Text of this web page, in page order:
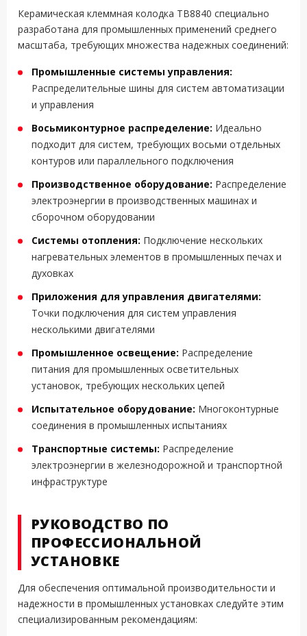
Керамическая клеммная колодка TB8840 специально
разработана для промышленных применений среднего
масштаба, требующих множества надежных соединений:
Промышленные системы управления:
Распределительные шины для систем автоматизации
и управления
Восьмиконтурное распределение: Идеально
подходит для систем, требующих восьми отдельных
контуров или параллельного подключения
Производственное оборудование: Распределение
электроэнергии в производственных машинах и
сборочном оборудовании
Системы отопления: Подключение нескольких
нагревательных элементов в промышленных печах и
духовках
Приложения для управления двигателями:
Точки подключения для систем управления
несколькими двигателями
Промышленное освещение: Распределение
питания для промышленных осветительных
установок, требующих нескольких цепей
Испытательное оборудование: Многоконтурные
соединения в промышленных испытаниях
Транспортные системы: Распределение
электроэнергии в железнодорожной и транспортной
инфраструктуре
РУКОВОДСТВО ПО
ПРОФЕССИОНАЛЬНОЙ
УСТАНОВКЕ
Для обеспечения оптимальной производительности и
надежности в промышленных установках следуйте этим
специализированным рекомендациям: